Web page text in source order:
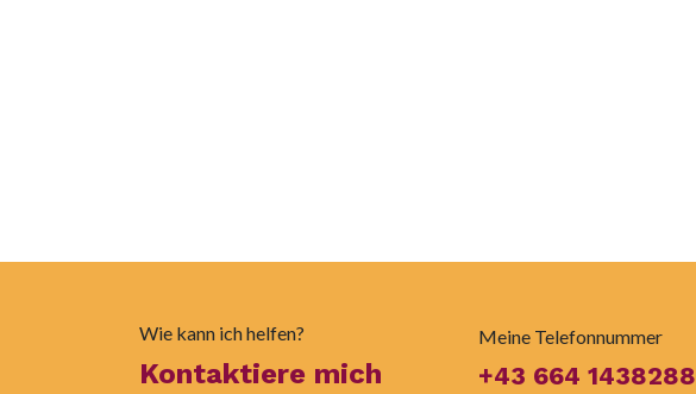
Wie kann ich helfen?
Kontaktiere mich
Meine Telefonnummer
+43 664 1438288